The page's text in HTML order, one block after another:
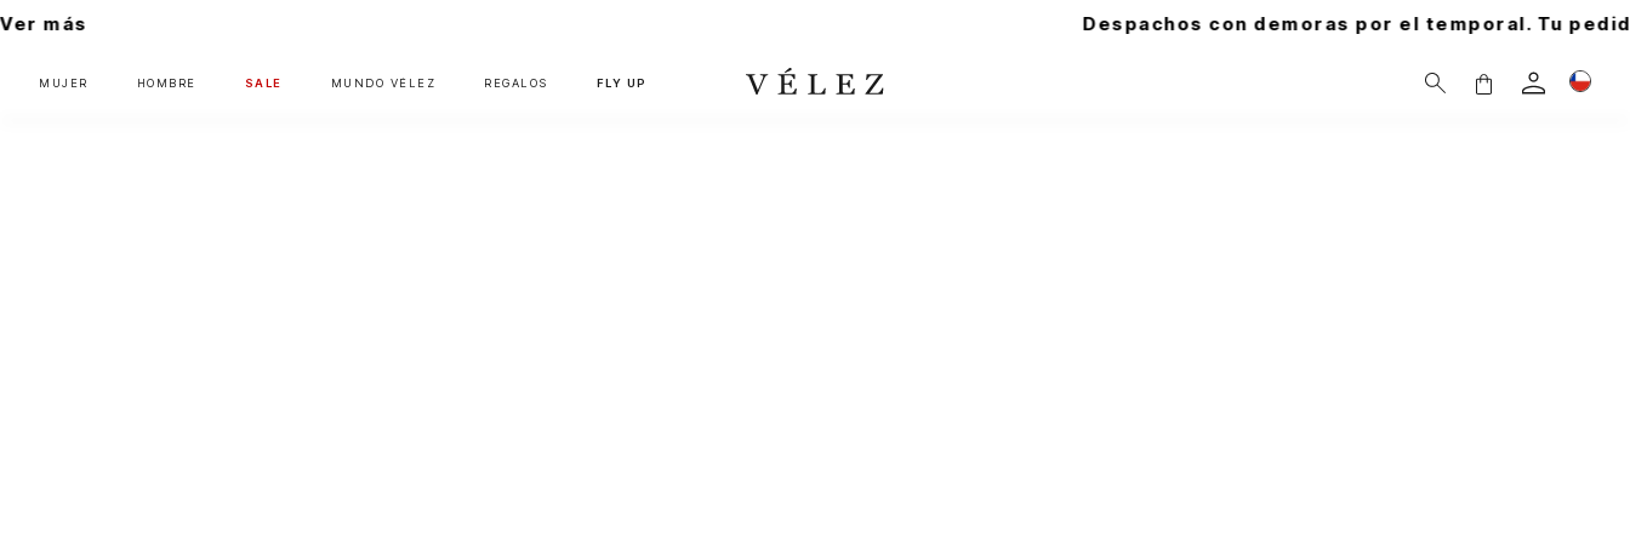
Despachos con demoras por el temporal. Tu pedido está seguro.
MUJER HOMBRE SALE MUNDO VÉLEZ REGALOS FLY UP